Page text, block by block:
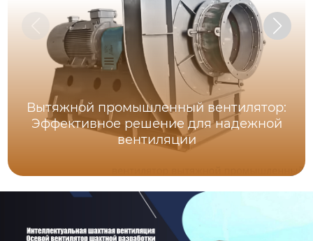
Вытяжной промышленный вентилятор:
Эффективное решение для надежной
вентиляции